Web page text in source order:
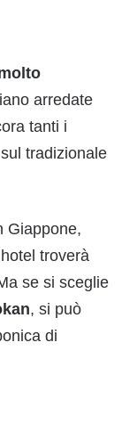
arredate
tanti i
tradizionale
Giappone,
troverà
se si sceglie
, si può
di